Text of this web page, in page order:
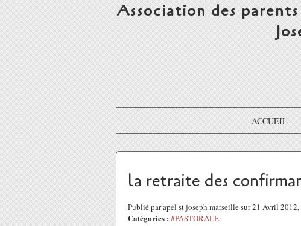
Association des
ACCUEIL
la retraite des
Publié par apel st joseph marseille sur 21 Avril
Catégories : #PASTORALE